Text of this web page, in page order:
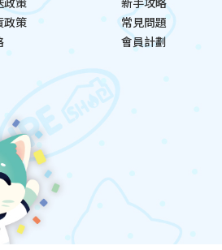
政策
常見問題
會員計劃